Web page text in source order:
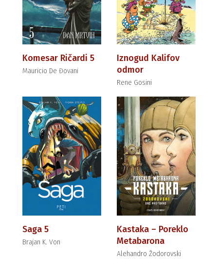
Komesar Ričardi 5
Mauricio De Đovani
Iznogud Kalifov
odmor
Rene Gosini
Saga 5
Brajan K. Von
Kastaka – Poreklo
Metabarona
Alehandro Žodorovski